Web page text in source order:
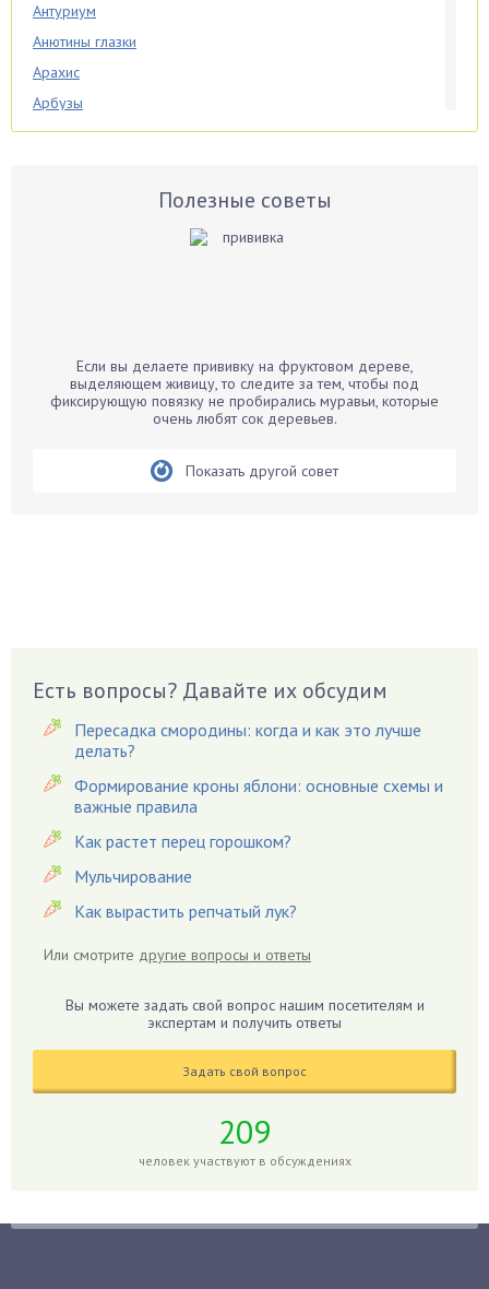
Антуриум
Анютины глазки
Арахис
Арбузы
Аспарагус
Бархатцы
Бегония
Вешенки
Виноград
Вредители
Гардения
Гацания
Гвоздики
Георгины
Гиацинт
Гладиолусы
Гранат
Полезные советы
Если вы делаете прививку на фруктовом дереве,
выделяющем живицу, то следите за тем, чтобы под
фиксирующую повязку не пробирались муравьи, которые
очень любят сок деревьев.
Показать другой совет
Есть вопросы? Давайте их обсудим
Пересадка смородины: когда и как это лучше
делать?
Формирование кроны яблони: основные схемы и
важные правила
Как растет перец горошком?
Мульчирование
Как вырастить репчатый лук?
Или смотрите другие вопросы и ответы
Вы можете задать свой вопрос нашим посетителям и
экспертам и получить ответы
Задать свой вопрос
209
человек участвуют в обсуждениях